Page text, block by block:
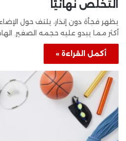
التخلص نهائيًا
يظهر فجأة دون إنذار، يلتف حول
أكثر مما يبدو عليه حجمه الصغير.
أكمل القراءة »